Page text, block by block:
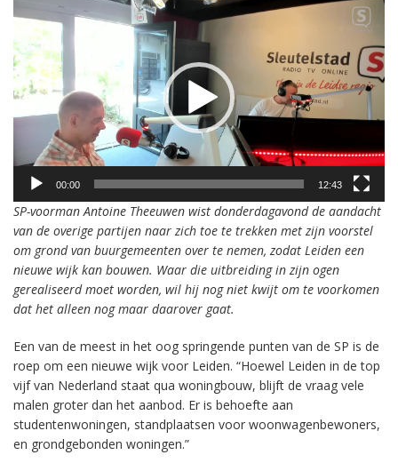
00:00 12:43
SP-voorman Antoine Theeuwen wist donderdagavond de aandacht
van de overige partijen naar zich toe te trekken met zijn voorstel
om grond van buurgemeenten over te nemen, zodat Leiden een
nieuwe wijk kan bouwen. Waar die uitbreiding in zijn ogen
gerealiseerd moet worden, wil hij nog niet kwijt om te voorkomen
dat het alleen nog maar daarover gaat.
Een van de meest in het oog springende punten van de SP is de
roep om een nieuwe wijk voor Leiden. “Hoewel Leiden in de top
vijf van Nederland staat qua woningbouw, blijft de vraag vele
malen groter dan het aanbod. Er is behoefte aan
studentenwoningen, standplaatsen voor woonwagenbewoners,
en grondgebonden woningen.”